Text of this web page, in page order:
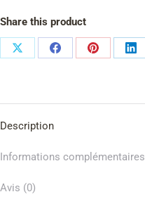
Share this product
Description
Informations complémentaires
Avis (0)